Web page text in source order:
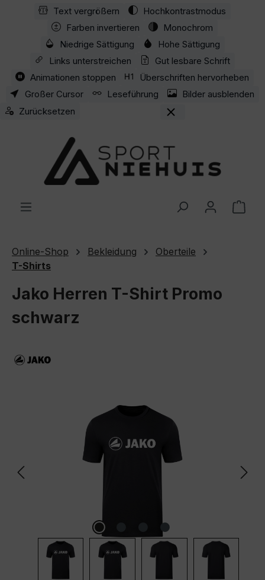
Zum Hauptinhalt springen
Text vergrößern
Hochkontrastmodus
Farben invertieren
Monochrom
Niedrige Sättigung
Hohe Sättigung
Links unterstreichen
Gut lesbare Schrift
Animationen stoppen
Überschriften hervorheben
Großer Cursor
Leseführung
Bilder ausblenden
Zurücksetzen
Online-Shop Bekleidung
Oberteile
T-Shirts
Jako Herren T-Shirt Promo
schwarz
Bildergalerie überspringen